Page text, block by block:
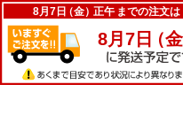
8月7日（金）正午 までの注文は
8月7日（金